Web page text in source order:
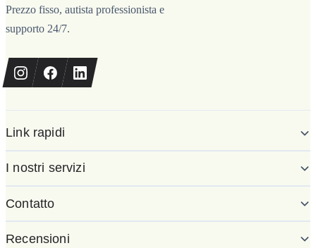
Prezzo fisso, autista professionista e
supporto 24/7.
Link rapidi
I nostri servizi
Contatto
Recensioni